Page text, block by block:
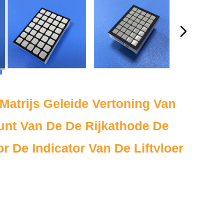
Geleide Vertoning Van
Van De De Rijkathode De
De Indicator Van De Liftvloer